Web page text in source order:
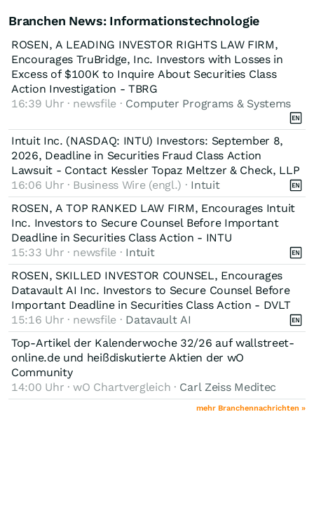
Branchen News: Informationstechnologie
ROSEN, A LEADING INVESTOR RIGHTS LAW FIRM,
Encourages TruBridge, Inc. Investors with Losses in
Excess of $100K to Inquire About Securities Class
Action Investigation - TBRG
16:39 Uhr · newsfile · Computer Programs & Systems
Intuit Inc. (NASDAQ: INTU) Investors: September 8,
2026, Deadline in Securities Fraud Class Action
Lawsuit - Contact Kessler Topaz Meltzer & Check, LLP
16:06 Uhr · Business Wire (engl.) · Intuit
ROSEN, A TOP RANKED LAW FIRM, Encourages Intuit
Inc. Investors to Secure Counsel Before Important
Deadline in Securities Class Action - INTU
15:33 Uhr · newsfile · Intuit
ROSEN, SKILLED INVESTOR COUNSEL, Encourages
Datavault AI Inc. Investors to Secure Counsel Before
Important Deadline in Securities Class Action - DVLT
15:16 Uhr · newsfile · Datavault AI
Top-Artikel der Kalenderwoche 32/26 auf wallstreet-
online.de und heißdiskutierte Aktien der wO
Community
14:00 Uhr · wO Chartvergleich · Carl Zeiss Meditec
mehr Branchennachrichten »